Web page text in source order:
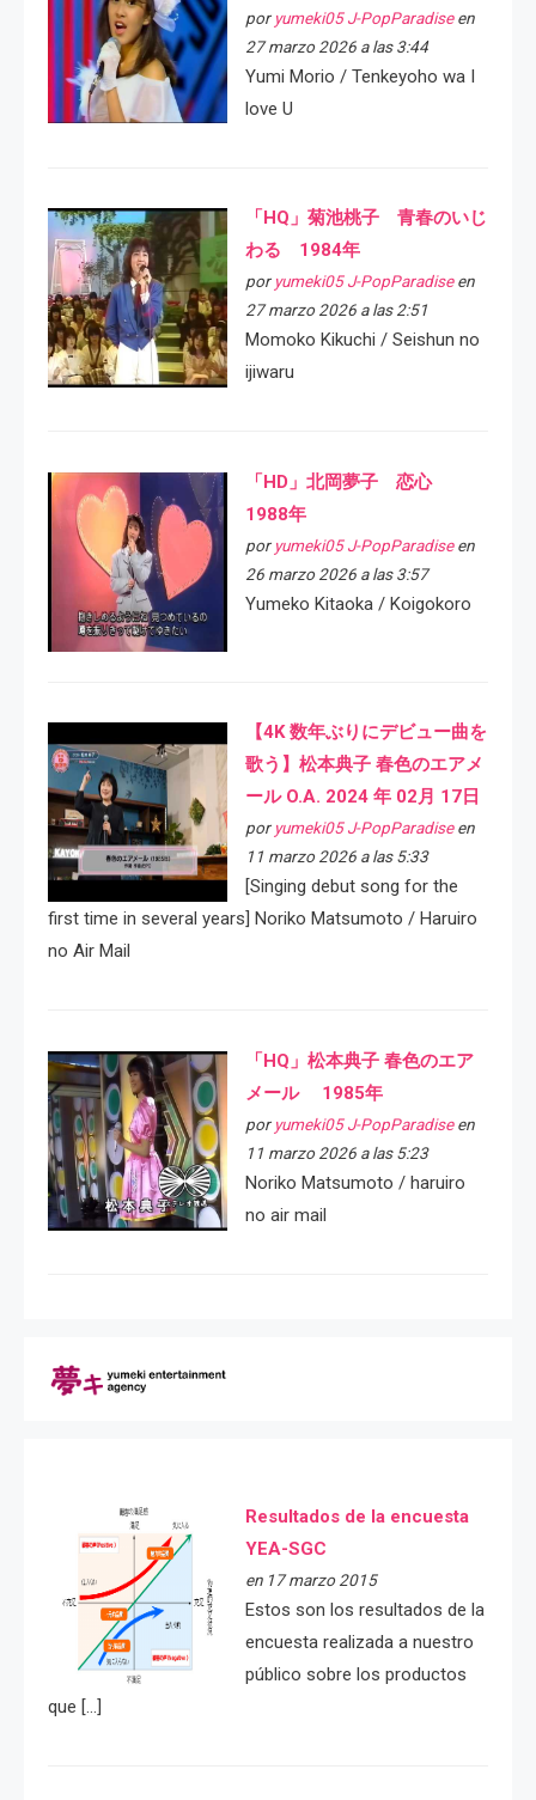
por yumeki05 J-PopParadiseen
27 marzo 2026 a las 3:44
Yumi Morio / Tenkeyoho wa I
love U
「HQ」菊池桃子 青春のいじ
わる 1984年
por yumeki05 J-PopParadiseen
27 marzo 2026 a las 2:51
Momoko Kikuchi / Seishun no
ijiwaru
「HD」北岡夢子 恋心
1988年
por yumeki05 J-PopParadiseen
26 marzo 2026 a las 3:57
Yumeko Kitaoka / Koigokoro
【4K 数年ぶりにデビュー曲を
歌う】松本典子 春色のエアメ
ール O.A. 2024 年 02月 17日
por yumeki05 J-PopParadiseen
11 marzo 2026 a las 5:33
[Singing debut song for the
first time in several years] Noriko Matsumoto / Haruiro
no Air Mail
「HQ」松本典子 春色のエア
メール 1985年
por yumeki05 J-PopParadiseen
11 marzo 2026 a las 5:23
Noriko Matsumoto / haruiro
no air mail
Resultados de la encuesta
YEA-SGC
en 17 marzo 2015
Estos son los resultados de la
encuesta realizada a nuestro
público sobre los productos
que […]